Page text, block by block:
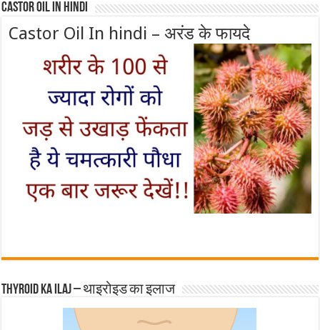
Castor Oil In Hindi
Castor Oil In hindi – अरंड के फायदे
Thyroid ka ilaj – थाइरोइड का इलाज